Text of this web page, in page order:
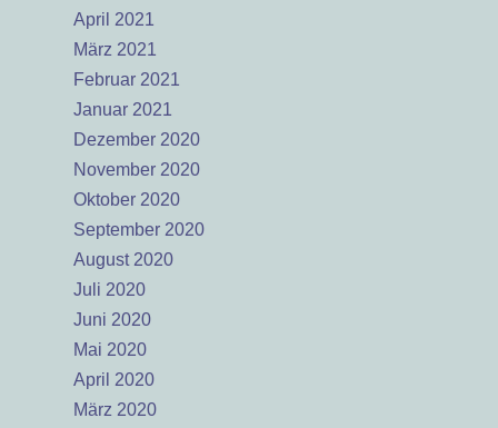
April 2021
März 2021
Februar 2021
Januar 2021
Dezember 2020
November 2020
Oktober 2020
September 2020
August 2020
Juli 2020
Juni 2020
Mai 2020
April 2020
März 2020